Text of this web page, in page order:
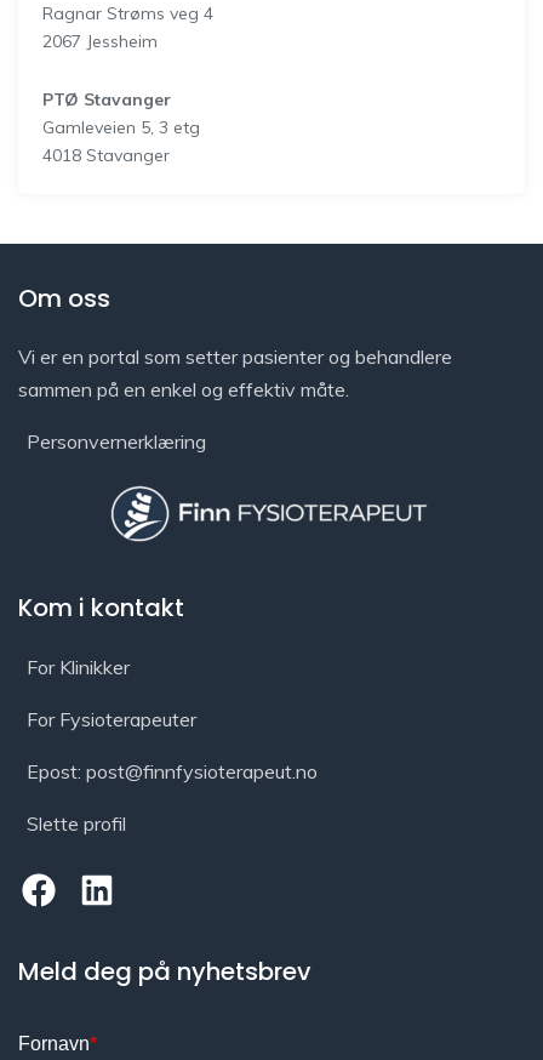
Ragnar Strøms veg 4
2067 Jessheim
PTØ Stavanger
Gamleveien 5, 3 etg
4018 Stavanger
Om oss
Vi er en portal som setter pasienter og behandlere
sammen på en enkel og effektiv måte.
Personvernerklæring
Kom i kontakt
For Klinikker
For Fysioterapeuter
Epost: post@finnfysioterapeut.no
Slette profil
Meld deg på nyhetsbrev